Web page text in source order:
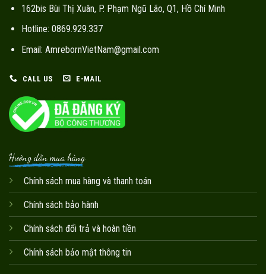
162bis Bùi Thị Xuân, P. Phạm Ngũ Lão, Q1, Hồ Chí Minh
Hotline: 0869.929.337
Email: AmrebornVietNam@gmail.com
CALL US E-MAIL
Hướng dẫn mua hàng
Chính sách mua hàng và thanh toán
Chính sách bảo hành
Chính sách đổi trả và hoàn tiền
Chính sách bảo mật thông tin